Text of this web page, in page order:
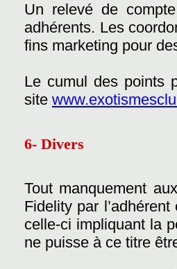
Un relevé de
adhérents. Les
fins marketing pour
Le cumul des points
site
6- Divers
Tout manquement
Fidelity par
celle-ci impliquant la
ne puisse à ce titre